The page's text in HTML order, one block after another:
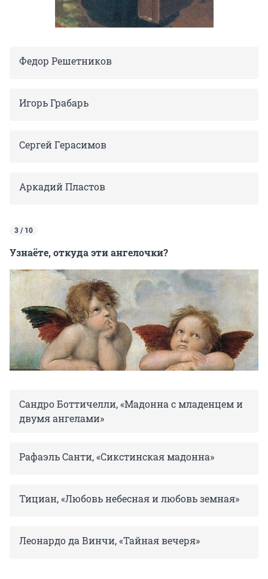
Федор Решетников
Игорь Грабарь
Сергей Герасимов
Аркадий Пластов
3 / 10
Узнаёте, откуда эти ангелочки?
Сандро Боттичелли, «Мадонна с младенцем и
двумя ангелами»
Рафаэль Санти, «Сикстинская мадонна»
Тициан, «Любовь небесная и любовь земная»
Леонардо да Винчи, «Тайная вечеря»